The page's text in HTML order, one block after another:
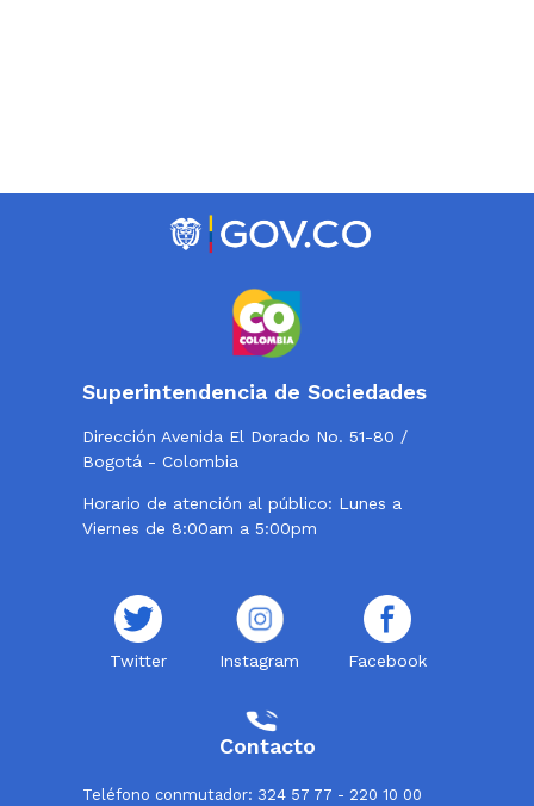
Superintendencia de Sociedades
Dirección Avenida El Dorado No. 51-80 /
Bogotá - Colombia
Horario de atención al público: Lunes a
Viernes de 8:00am a 5:00pm
Twitter Instagram Facebook
Contacto
Teléfono conmutador: 324 57 77 - 220 10 00